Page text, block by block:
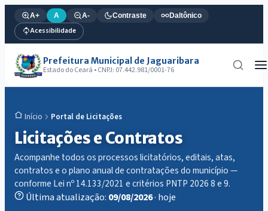
A+ A A- Contraste Daltônico
Acessibilidade
Prefeitura Municipal de Jaguaribara
Estado do Ceará • CNPJ: 07.442.981/0001-76
Início Portal de Licitações
Licitações e Contratos
Acompanhe todos os processos licitatórios, editais, atas,
contratos e o plano anual de contratações do município —
conforme Lei nº 14.133/2021 e critérios PNTP 2026 8 e 9.
Última atualização: 09/08/2026· hoje